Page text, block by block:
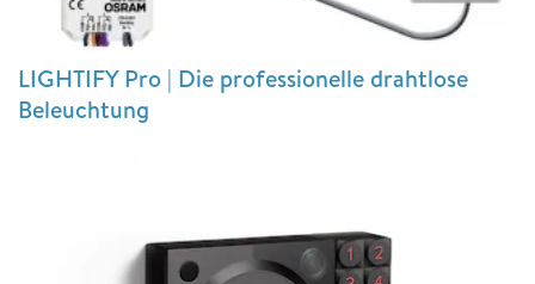
LIGHTIFY Pro | Die professionelle drahtlose
Beleuchtung